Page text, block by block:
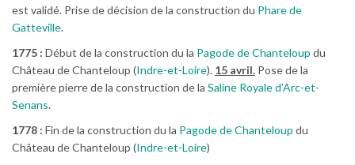
est validé. Prise de décision de la construction du Phare de
Gatteville.
1775 : Début de la construction du la Pagode de Chanteloup du
Château de Chanteloup (Indre-et-Loire). 15 avril. Pose de la
première pierre de la construction de la Saline Royale d’Arc-et-
Senans.
1778 : Fin de la construction du la Pagode de Chanteloup du
Château de Chanteloup (Indre-et-Loire)